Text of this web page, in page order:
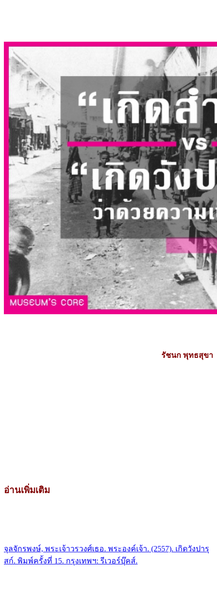
สก์. พิมพ์ครั้งที่ 15. กรุงเทพฯ: รีเวอร์บุ๊คส์.